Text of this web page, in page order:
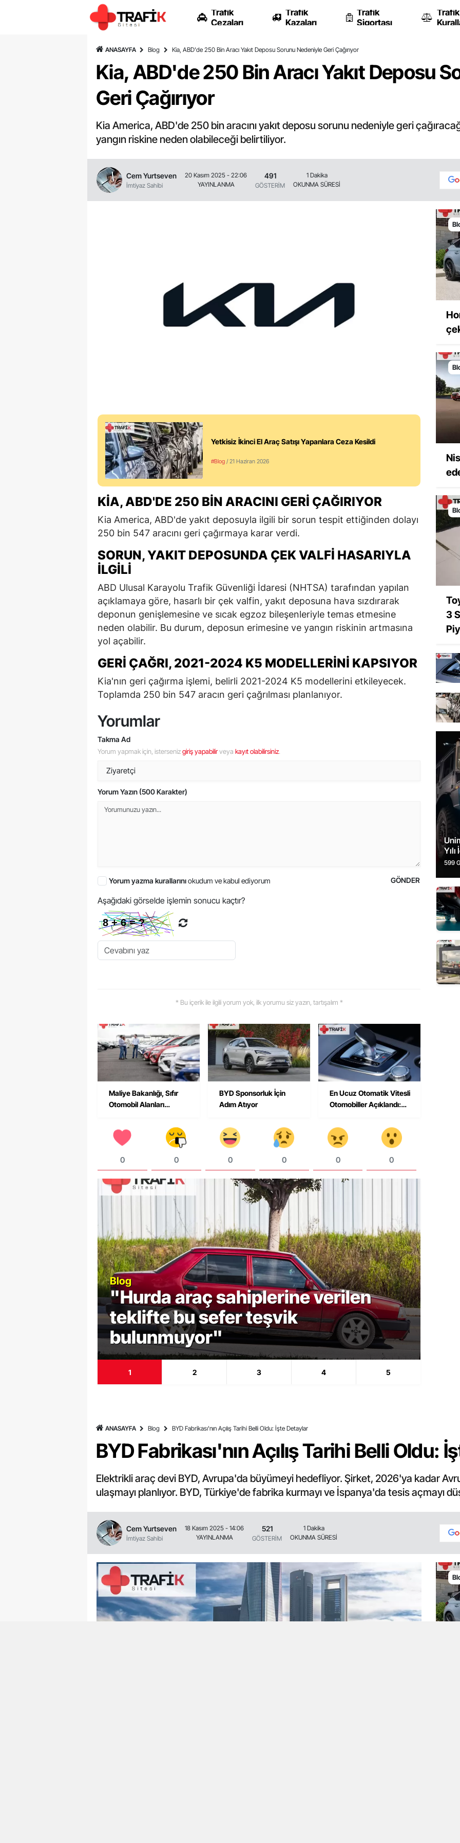
Trafik
Cezaları
Trafik
Kazaları
Trafik
Sigortası
Trafik
ANASAYFA Blog Kia, ABD'de 250 Bin Aracı Yakıt Deposu Sorunu Nedeniyle Geri Çağırıyor
Kia, ABD'de 250 Bin Aracı Yakıt Deposu
Geri Çağırıyor
Kia America, ABD'de 250 bin aracını yakıt deposu sorunu nedeniyle geri
yangın riskine neden olabileceği belirtiliyor.
Cem Yurtseven
İmtiyaz Sahibi
20 Kasım 2025 - 22:06
YAYINLANMA
491
GÖSTERİM
1 Dakika
OKUNMA SÜRESİ
Yetkisiz İkinci El Araç Satışı Yapanlara Ceza Kesildi
#Blog / 21 Haziran 2026
KIA, ABD'DE 250 BIN ARACINI GERI ÇAĞIRIYOR
Kia America, ABD'de yakıt deposuyla ilgili bir sorun tespit ettiğinden dolayı
250 bin 547 aracını geri çağırmaya karar verdi.
SORUN, YAKIT DEPOSUNDA ÇEK VALFI HASARIYLA
İLGILI
ABD Ulusal Karayolu Trafik Güvenliği İdaresi (NHTSA) tarafından yapılan
açıklamaya göre, hasarlı bir çek valfin, yakıt deposuna hava sızdırarak
deponun genişlemesine ve sıcak egzoz bileşenleriyle temas etmesine
neden olabilir. Bu durum, deposun erimesine ve yangın riskinin artmasına
yol açabilir.
GERI ÇAĞRI, 2021-2024 K5 MODELLERINI KAPSIYOR
Kia'nın geri çağırma işlemi, belirli 2021-2024 K5 modellerini etkileyecek.
Toplamda 250 bin 547 aracın geri çağrılması planlanıyor.
Yorumlar
Takma Ad
Yorum yapmak için, istersenizgiriş yapabilirveya kayıt olabilirsiniz.
Yorum Yazın (500 Karakter)
GÖNDER
Yorum yazma kurallarınıokudum ve kabul ediyorum
Aşağıdaki görselde işlemin sonucu kaçtır?
* Bu içerik ile ilgili yorum yok, ilk yorumu siz yazın, tartışalım *
Maliye Bakanlığı, Sıfır
Otomobil Alanları
BYD Sponsorluk İçin
Adım Atıyor
En Ucuz Otomatik Vitesli
Otomobiller Açıklandı:
Liradan Başlıyor
0 0 0 0 0 0
Blog
"Hurda araç sahiplerine verilen
teklifte bu sefer teşvik
bulunmuyor"
1 2 3 4 5
3
599
ANASAYFA Blog BYD Fabrikası'nın Açılış Tarihi Belli Oldu: İşte Detaylar
BYD Fabrikası'nın Açılış Tarihi Belli Oldu:
Elektrikli araç devi BYD, Avrupa'da büyümeyi hedefliyor. Şirket, 2026'ya kadar
ulaşmayı planlıyor. BYD, Türkiye'de fabrika kurmayı ve İspanya'da tesis açmayı
Cem Yurtseven
İmtiyaz Sahibi
18 Kasım 2025 - 14:06
YAYINLANMA
521
GÖSTERİM
1 Dakika
OKUNMA SÜRESİ